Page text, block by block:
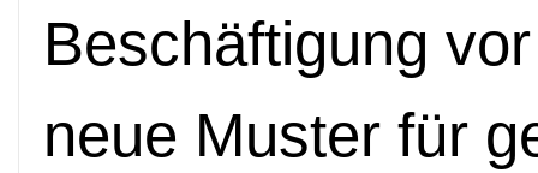
Beschäftigung
neue Muster für